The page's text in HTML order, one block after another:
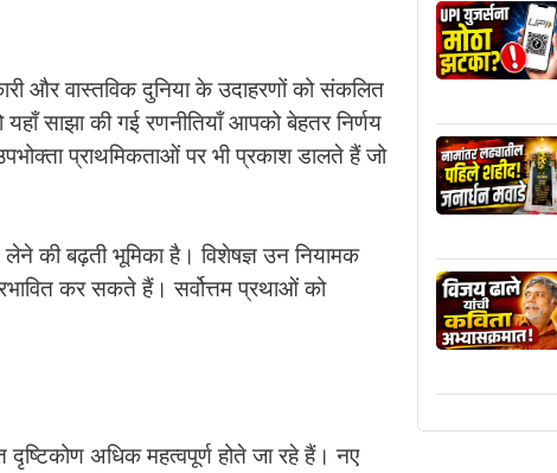
और वास्तविक दुनिया के उदाहरणों को संकलित
साझा की गई रणनीतियाँ आपको बेहतर निर्णय
प्राथमिकताओं पर भी प्रकाश डालते हैं जो
की बढ़ती भूमिका है। विशेषज्ञ उन नियामक
कर सकते हैं। सर्वोत्तम प्रथाओं को
अधिक महत्वपूर्ण होते जा रहे हैं। नए